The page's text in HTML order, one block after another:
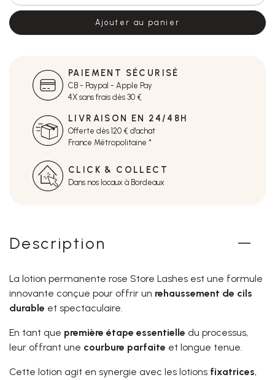
Ajouter au panier
PAIEMENT SÉCURISÉ
CB - Paypal - Apple Pay
4X sans frais dès 30 €
LIVRAISON EN 24/48H
Offerte dès 120 € d'achat
France Métropolitaine *
CLICK & COLLECT
Dans nos locaux à Bordeaux
Description
La lotion permanente rose Store Lashes est une formule
innovante conçue pour offrir un rehaussement de cils
durable et spectaculaire.
En tant que première étape essentielle du processus,
leur offrant une courbure parfaite et longue tenue.
Cette lotion agit en synergie avec les lotions fixatrices,